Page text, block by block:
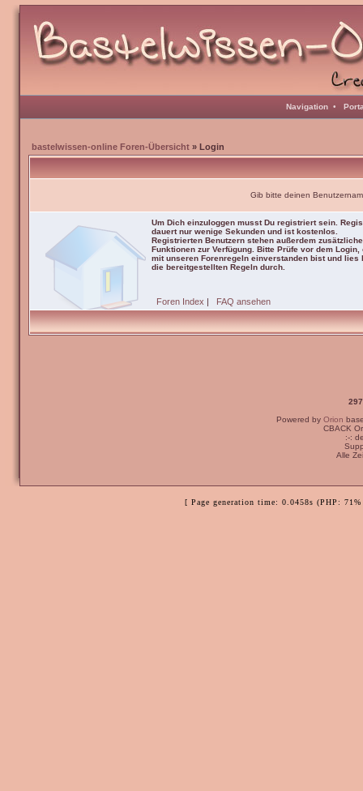
Navigation •
bastelwissen-online Foren-Übersicht » Login
Gib bitte deinen
Um Dich einzuloggen musst Du registriert sein.
dauert nur wenige Sekunden und ist kostenlos.
Registrierten Benutzern stehen außerdem zusätzliche
Funktionen zur Verfügung. Bitte Prüfe vor dem Login,
mit unseren Forenregeln einverstanden bist und lies
die bereitgestellten Regeln durch.
Foren Index | FAQ ansehen
Powered by Orion
CBACK
:-:
Alle
[ Page generation time: 0.0458s (PHP: